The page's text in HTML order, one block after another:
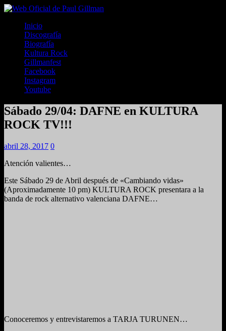
Inicio
Discografía
Biografía
Kultura Rock
Gillmanfest
Facebook
Instagram
Youtube
Sábado 29/04: DAFNE en KULTURA
ROCK TV!!!
abril 28, 2017 0
Atención valientes…
Este Sábado 29 de Abril después de «Cambiando vidas»
(Aproximadamente 10 pm) KULTURA ROCK presentara a la
banda de rock alternativo valenciana DAFNE…
Conoceremos y entrevistaremos a TARJA TURUNEN…